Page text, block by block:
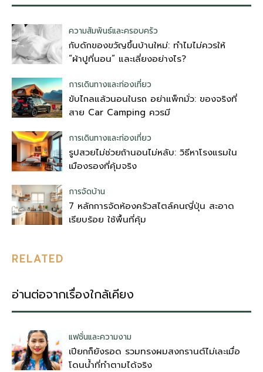
ความสัมพันธ์และครอบครัว
กับดักของขวัญขึ้นบ้านใหม่: ทำไมไม่ควรให้
“ผ้าปูที่นอน” และเลี่ยงอย่างไร?
การเดินทางและท่องเที่ยว
ขับไกลแล้วนอนในรถ อย่าแพ็กมั่ว: ของจริงที่
สาย Car Camping ควรมี
การเดินทางและท่องเที่ยว
รูปสวยไม่ช่วยถ้านอนไม่หลับ: วิธีหาโรงแรมใน
เมืองรองที่คุ้มจริง
การจัดบ้าน
7 หลักการจัดห้องครัวสไตล์คนญี่ปุ่น สะอาด
เรียบร้อย ใช้พื้นที่คุ้ม
RELATED
อ่านต่อจากเรื่องใกล้เคียง
แฟชั่นและความงาม
เปียกก็ยังรอด รวมทรงผมสงกรานต์ไม่เละเมื่อ
โดนน้ำที่ทำตามได้จริง